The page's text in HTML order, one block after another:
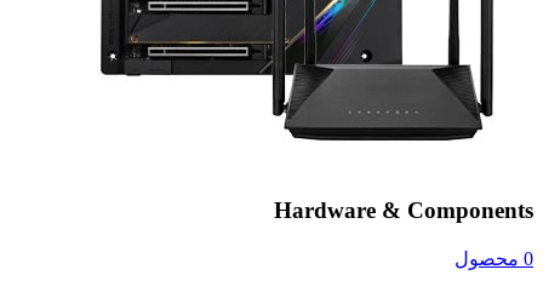
Hardware & Components
0 محصول